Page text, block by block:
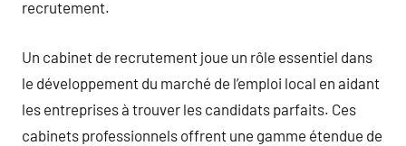
recrutement.
Un cabinet de recrutement joue un rôle essentiel dans
le développement du marché de l’emploi local en aidant
les entreprises à trouver les candidats parfaits. Ces
cabinets professionnels offrent une gamme étendue de